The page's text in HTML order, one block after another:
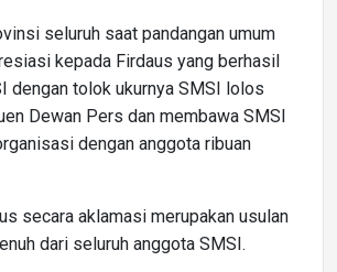
seluruh saat pandangan umum
kepada Firdaus yang berhasil
dengan tolok ukurnya SMSI lolos
Dewan Pers dan membawa SMSI
dengan anggota ribuan
secara aklamasi merupakan usulan
dari seluruh anggota SMSI.